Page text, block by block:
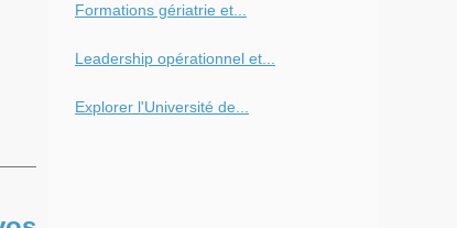
Formations gériatrie et...
Leadership opérationnel et...
Explorer l'Université de...